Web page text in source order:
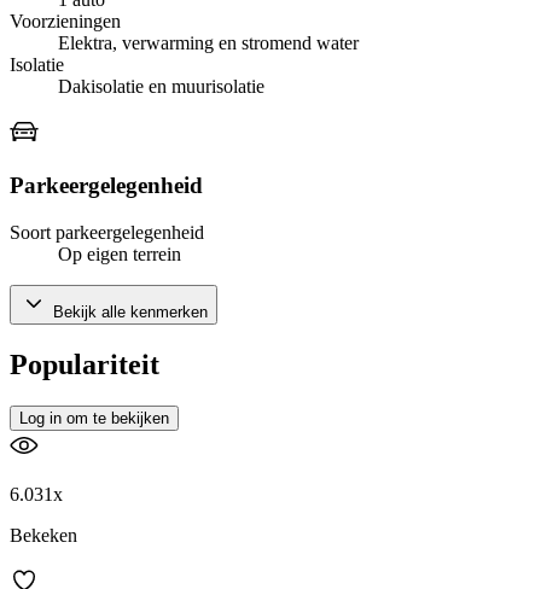
Voorzieningen
Elektra, verwarming en stromend water
Isolatie
Dakisolatie en muurisolatie
Parkeergelegenheid
Soort parkeergelegenheid
Op eigen terrein
Bekijk alle kenmerken
Populariteit
Log in om te bekijken
6.031x
Bekeken